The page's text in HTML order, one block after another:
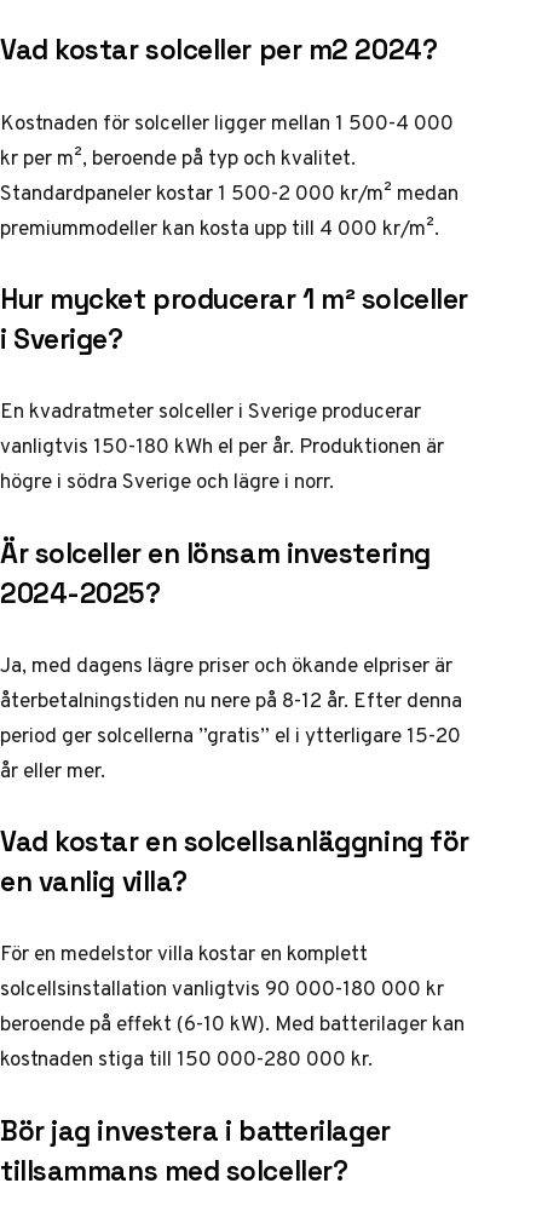
Vad kostar solceller per m2 2024?
Kostnaden för solceller ligger mellan 1 500-4 000
kr per m², beroende på typ och kvalitet.
Standardpaneler kostar 1 500-2 000 kr/m² medan
premiummodeller kan kosta upp till 4 000 kr/m².
Hur mycket producerar 1 m² solceller
i Sverige?
En kvadratmeter solceller i Sverige producerar
vanligtvis 150-180 kWh el per år. Produktionen är
högre i södra Sverige och lägre i norr.
Är solceller en lönsam investering
2024-2025?
Ja, med dagens lägre priser och ökande elpriser är
återbetalningstiden nu nere på 8-12 år. Efter denna
period ger solcellerna ”gratis” el i ytterligare 15-20
år eller mer.
Vad kostar en solcellsanläggning för
en vanlig villa?
För en medelstor villa kostar en komplett
solcellsinstallation vanligtvis 90 000-180 000 kr
beroende på effekt (6-10 kW). Med batterilager kan
kostnaden stiga till 150 000-280 000 kr.
Bör jag investera i batterilager
tillsammans med solceller?